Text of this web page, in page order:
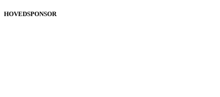
HOVEDSPONSOR